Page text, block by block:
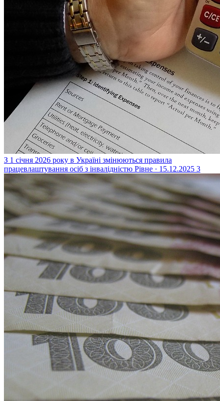
З 1 січня 2026 року в Україні змінюються правила
працевлаштування осіб з інвалідністю Рівне · 15.12.2025 3